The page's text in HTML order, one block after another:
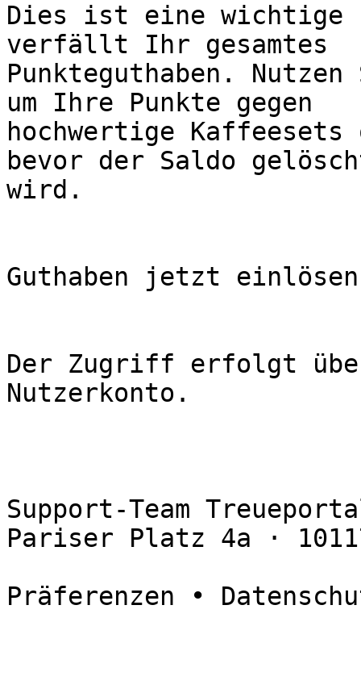
Dies ist eine wichtige
verfällt Ihr gesamtes
Punkteguthaben.
um Ihre Punkte gegen
hochwertige
bevor der Saldo
wird.
Guthaben jetzt einlösen
Der Zugriff erfolgt
Nutzerkonto.
Support-Team
Pariser Platz 4a ·
Präferenzen •